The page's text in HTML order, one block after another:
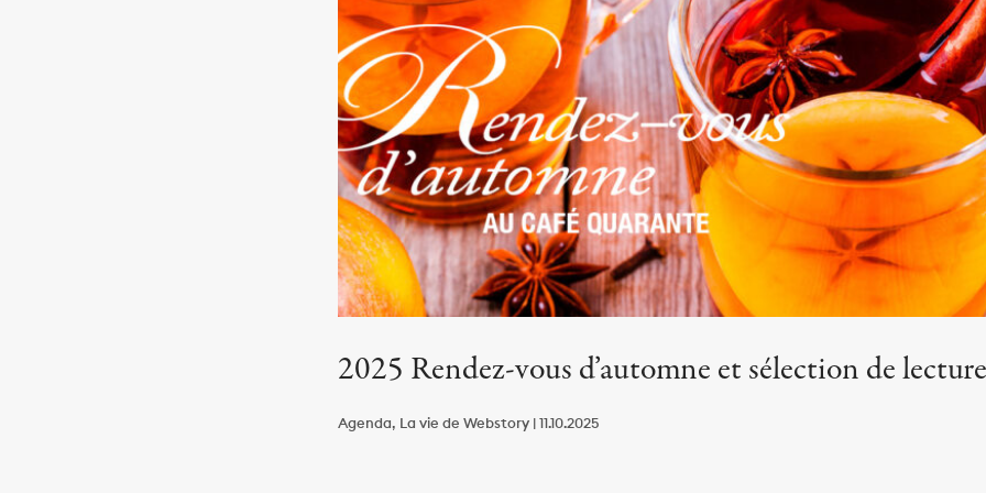
2025 Rendez-vous d’automne et sélection de
Agenda, La vie de Webstory | 11.10.2025